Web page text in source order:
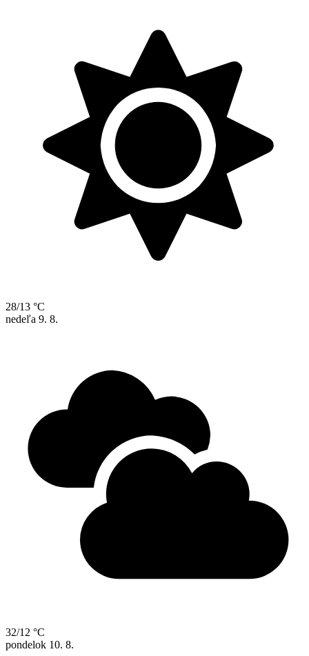
28/13 °C
nedeľa 9. 8.
32/12 °C
pondelok 10. 8.